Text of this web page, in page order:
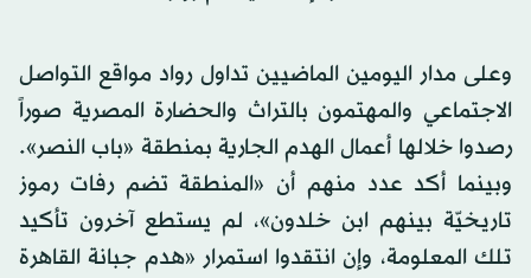
وعلى مدار اليومين الماضيين تداول رواد مواقع التواصل
الاجتماعي والمهتمون بالتراث والحضارة المصرية صوراً
رصدوا خلالها أعمال الهدم الجارية بمنطقة «باب النصر».
وبينما أكد عدد منهم أن «المنطقة تضم رفات رموز
تاريخيّة بينهم ابن خلدون»، لم يستطع آخرون تأكيد
تلك المعلومة، وإن انتقدوا استمرار «هدم جبانة القاهرة